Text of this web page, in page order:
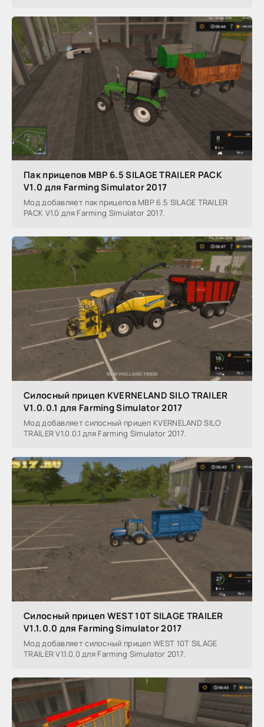
Пак прицепов MBP 6.5 SILAGE TRAILER PACK
V1.0 для Farming Simulator 2017
Мод добавляет пак прицепов MBP 6.5 SILAGE TRAILER
PACK V1.0 для Farming Simulator 2017.
Силосный прицеп KVERNELAND SILO TRAILER
V1.0.0.1 для Farming Simulator 2017
Мод добавляет силосный прицеп KVERNELAND SILO
TRAILER V1.0.0.1 для Farming Simulator 2017.
Силосный прицеп WEST 10T SILAGE TRAILER
V1.1.0.0 для Farming Simulator 2017
Мод добавляет силосный прицеп WEST 10T SILAGE
TRAILER V1.1.0.0 для Farming Simulator 2017.